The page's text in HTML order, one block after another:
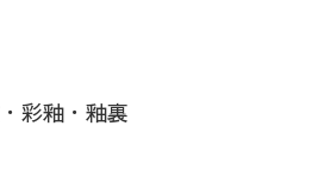
彩釉・釉裏